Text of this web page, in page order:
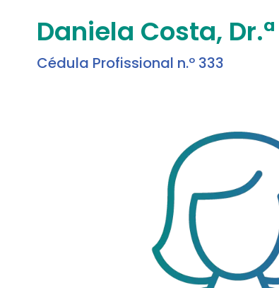
Daniela Costa, Dr.ª
Cédula Profissional n.º 333